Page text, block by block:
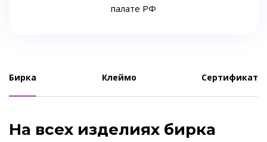
палате РФ
Бирка Клеймо Сертификат
На всех изделиях бирка